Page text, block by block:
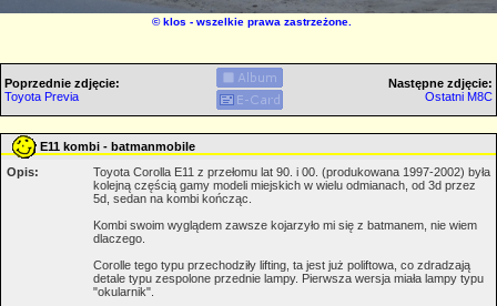
©klos - wszelkie prawa zastrzeżone.
Poprzednie zdjęcie:
Toyota Previa
Następne zdjęcie:
Ostatni M8C
E11 kombi - batmanmobile
Opis:
Toyota Corolla E11 z przełomu lat 90. i 00. (produkowana 1997-2002) była
kolejną częścią gamy modeli miejskich w wielu odmianach, od 3d przez
5d, sedan na kombi kończąc.
Kombi swoim wyglądem zawsze kojarzyło mi się z batmanem, nie wiem
dlaczego.
Corolle tego typu przechodziły lifting, ta jest już poliftowa, co zdradzają
detale typu zespolone przednie lampy. Pierwsza wersja miała lampy typu
"okularnik".